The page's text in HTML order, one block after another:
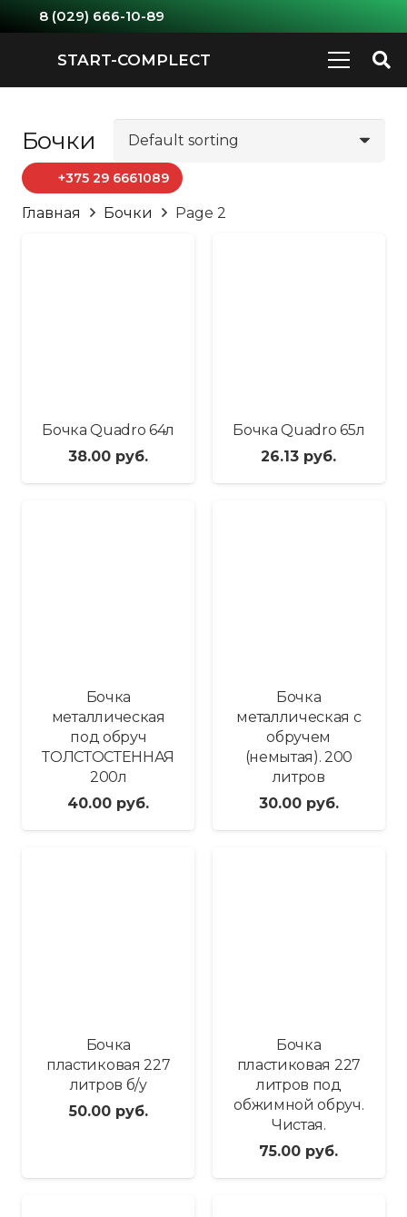
8 (029) 666-10-89
START-COMPLECT
Бочки
+375 29 6661089
Главная Бочки Page 2
Бочка Quadro 64л
38.00 руб.
Бочка Quadro 65л
26.13 руб.
Бочка
металлическая
под обруч
ТОЛСТОСТЕННАЯ
200л
40.00 руб.
Бочка
металлическая с
обручем
(немытая). 200
литров
30.00 руб.
Бочка
пластиковая 227
литров б/у
50.00 руб.
Бочка
пластиковая 227
литров под
обжимной обруч.
Чистая.
75.00 руб.